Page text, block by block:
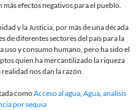
más efectos negativos para el pueblo.
y la Justicia, por más de una década
de diferentes sectores del país para la
uso y consumo humano, pero ha sido el
quien ha mercantilizado la riqueza
nos dan la razón.
comoAcceso al agua, Agua, analisis
por sequia